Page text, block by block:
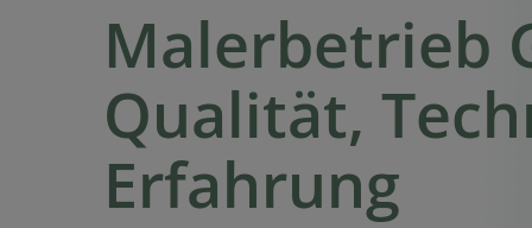
Malerbetrieb
Qualität,
Erfahrung